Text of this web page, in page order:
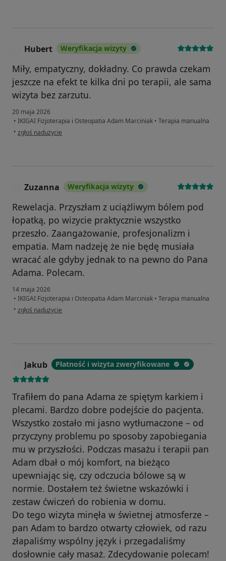
Hubert Weryfikacja wizyty
Miły, empatyczny, dokładny. Co prawda czekam
jeszcze na efekt te kilka dni po terapii, ale sama
wizyta bez zarzutu.
20 maja 2026
• IKIGAI Fizjoterapia i Osteopatia Adam Marciniak • Terapia manualna
• w opinii użytkownika Hubert
zgłoś nadużycie
Zuzanna Weryfikacja wizyty
Rewelacja. Przyszłam z uciążliwym bólem pod
łopatką, po wizycie praktycznie wszystko
przeszło. Zaangażowanie, profesjonalizm i
empatia. Mam nadzeję że nie będę musiała
wracać ale gdyby jednak to na pewno do Pana
Adama. Polecam.
14 maja 2026
• IKIGAI Fizjoterapia i Osteopatia Adam Marciniak • Terapia manualna
• w opinii użytkownika Zuzanna
zgłoś nadużycie
Jakub Płatność i wizyta zweryfikowane
Trafiłem do pana Adama ze spiętym karkiem i
plecami. Bardzo dobre podejście do pacjenta.
Wszystko zostało mi jasno wytłumaczone – od
przyczyny problemu po sposoby zapobiegania
mu w przyszłości. Podczas masażu i terapii pan
Adam dbał o mój komfort, na bieżąco
upewniając się, czy odczucia bólowe są w
normie. Dostałem też świetne wskazówki i
zestaw ćwiczeń do robienia w domu.
Do tego wizyta minęła w świetnej atmosferze –
pan Adam to bardzo otwarty człowiek, od razu
złapaliśmy wspólny język i przegadaliśmy
dosłownie cały masaż. Zdecydowanie polecam!